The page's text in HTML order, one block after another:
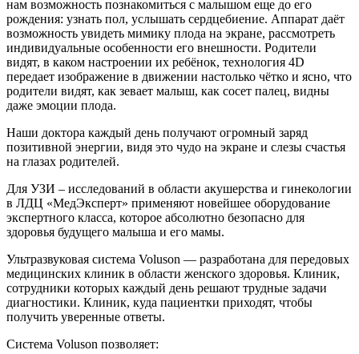
нам возможность познакомиться с малышом еще до его
рождения: узнать пол, услышать сердцебиение. Аппарат даёт
возможность увидеть мимику плода на экране, рассмотреть
индивидуальные особенности его внешности. Родители
видят, в каком настроении их ребёнок, технология 4D
передает изображение в движении настолько чётко и ясно, что
родители видят, как зевает малыш, как сосет палец, видны
даже эмоции плода.
Наши доктора каждый день получают огромный заряд
позитивной энергии, видя это чудо на экране и слезы счастья
на глазах родителей.
Для УЗИ – исследований в области акушерства и гинекологии
в ЛДЦ «МедЭксперт» применяют новейшее оборудование
экспертного класса, которое абсолютно безопасно для
здоровья будущего малыша и его мамы.
Ультразвуковая система Voluson — разработана для передовых
медицинских клиник в области женского здоровья. Клиник,
сотрудники которых каждый день решают трудные задачи
диагностики. Клиник, куда пациентки приходят, чтобы
получить уверенные ответы.
Система Voluson позволяет: